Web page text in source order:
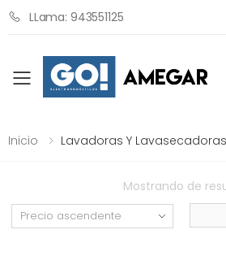
LLama: 943551125
Toggle mobile
Inicio Lavadoras Y Lavasecadoras
Mostrando de